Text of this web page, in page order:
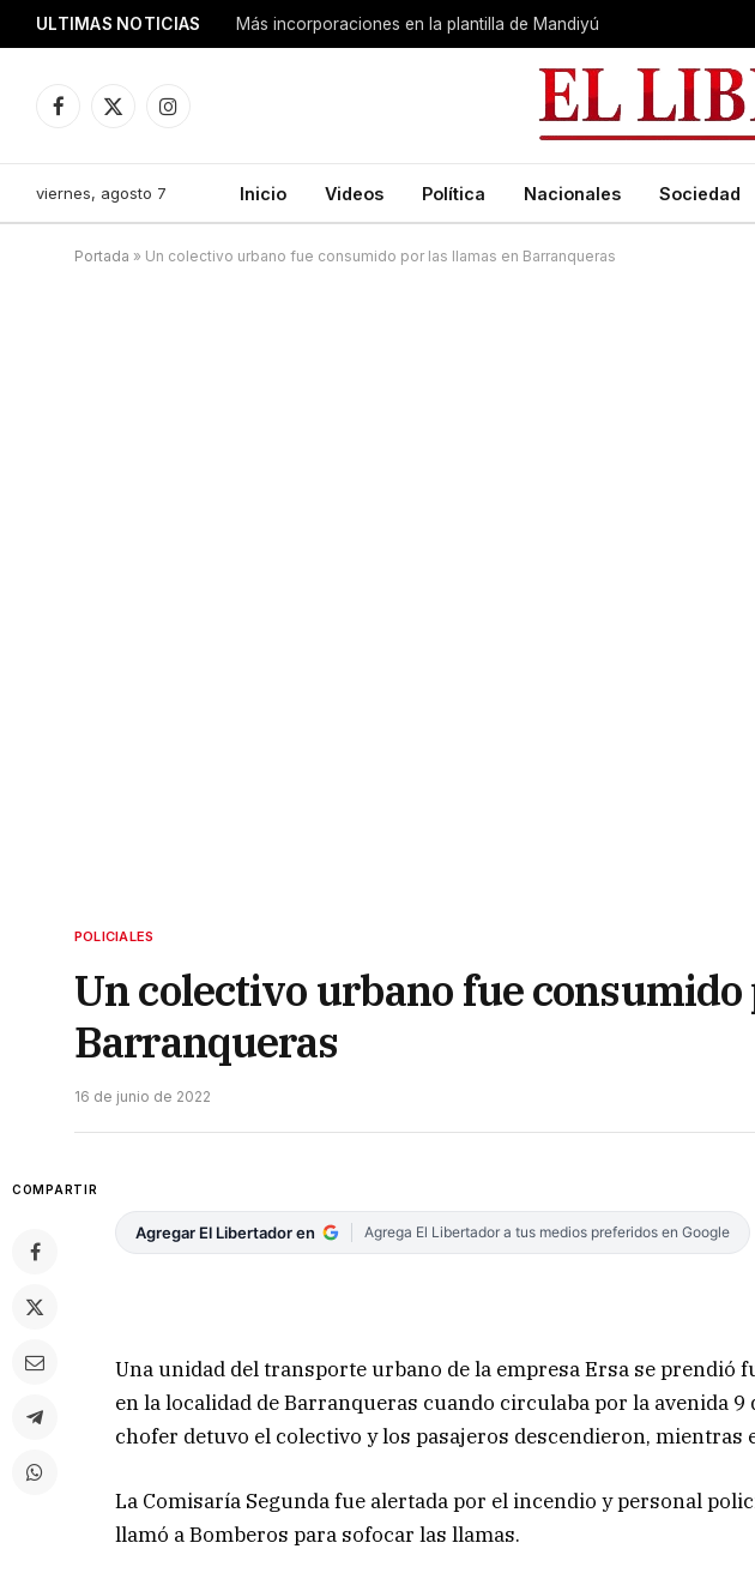
ULTIMAS NOTICIAS Más incorporaciones en la plantilla de Mandiyú
Facebook
X
Instagram
viernes, agosto 7 Inicio Videos Política Nacionales Sociedad
Portada » Un colectivo urbano fue consumido por las llamas en Barranqueras
POLICIALES
Un colectivo urbano fue
Barranqueras
16 de junio de 2022
COMPARTIR
Agregar El Libertador en Agrega El Libertador a tus medios preferidos en Google
Una unidad del transporte urbano de la empresa Ersa se prendió
en la localidad de Barranqueras cuando circulaba por la avenida
chofer detuvo el colectivo y los pasajeros descendieron, mientras
La Comisaría Segunda fue alertada por el incendio y personal
llamó a Bomberos para sofocar las llamas.